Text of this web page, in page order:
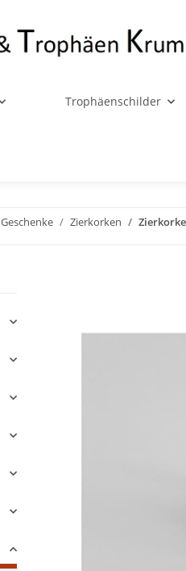
Trophäenschilder
Geschenke Zierkorken